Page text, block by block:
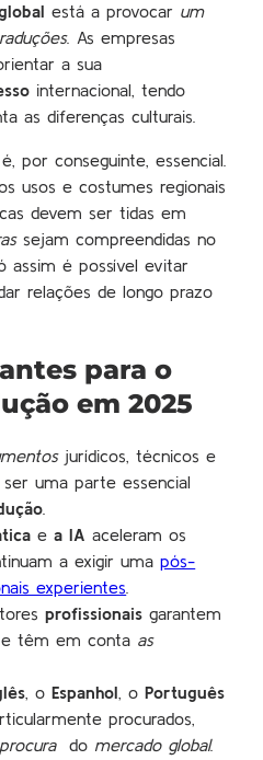
está a provocar um
. As empresas
a sua
internacional, tendo
as diferenças culturais.
é, por conseguinte, essencial.
usos e costumes regionais
devem ser tidas em
sejam compreendidas no
assim é possível evitar
relações de longo prazo
para o
em 2025
jurídicos, técnicos e
uma parte essencial
ea IAaceleram os
a exigir umapós-
experientes
profissionaisgarantem
e têm em conta as
, oEspanhol , oPortuguês
procurados,
procurado mercado global.